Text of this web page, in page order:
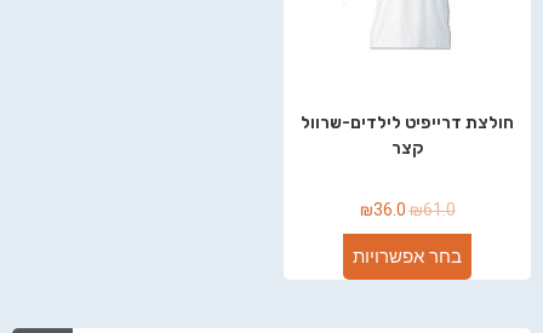
חולצת דרייפיט לילדים-שרוול
קצר
₪61.0
₪36.0
בחר אפשרויות